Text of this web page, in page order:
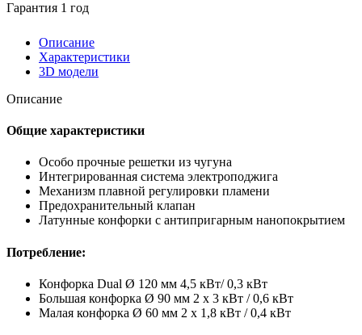
Гарантия 1 год
Описание
Характеристики
3D модели
Описание
Общие характеристики
Особо прочные решетки из чугуна
Интегрированная система электроподжига
Механизм плавной регулировки пламени
Предохранительный клапан
Латунные конфорки с антипригарным нанопокрытием
Потребление:
Конфорка Dual Ø 120 мм 4,5 кВт/ 0,3 кВт
Большая конфорка Ø 90 мм 2 x 3 кВт / 0,6 кВт
Малая конфорка Ø 60 мм 2 x 1,8 кВт / 0,4 кВт